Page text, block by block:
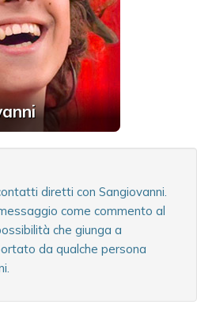
diretti con Sangiovanni.
come commento al
che giunga a
da qualche persona